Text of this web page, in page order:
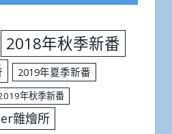
2018年秋季新番
2019年夏季新番
年秋季新番
雜燴所